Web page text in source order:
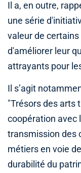
Il a, en outre,
une série
valeur de
d'améliorer leur
attrayants pour
Il s’agit
"Trésors des arts
coopération avec
transmission des
métiers en voie
durabilité du